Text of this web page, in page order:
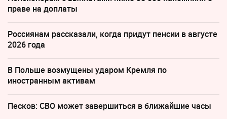
праве на доплаты
Россиянам рассказали, когда придут пенсии в августе
2026 года
В Польше возмущены ударом Кремля по
иностранным активам
Песков: СВО может завершиться в ближайшие часы